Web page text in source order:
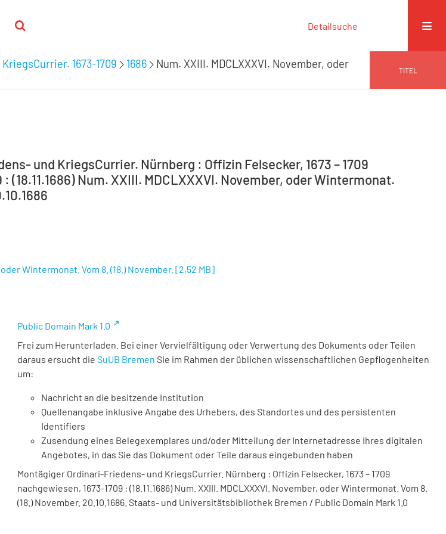
Detailsuche
1673-1709 1686
Num. XXIII. MDCLXXXVI. November, oder
TITEL
und KriegsCurrier. Nürnberg : Offizin Felsecker, 1673 – 1709
(18.11.1686) Num. XXIII. MDCLXXXVI. November, oder Wintermonat.
Wintermonat. Vom 8. (18.) November. [2,52 MB]
Public Domain Mark 1.0
Frei zum Herunterladen. Bei einer Vervielfältigung oder Verwertung des Dokuments oder Teilen
daraus ersucht die SuUB Bremen Sie im Rahmen der üblichen wissenschaftlichen Gepflogenheiten
um:
Nachricht an die besitzende Institution
Quellenangabe inklusive Angabe des Urhebers, des Standortes und des persistenten
Identifiers
Zusendung eines Belegexemplares und/oder Mitteilung der Internetadresse Ihres digitalen
Angebotes, in das Sie das Dokument oder Teile daraus eingebunden haben
Montägiger Ordinari-Friedens- und KriegsCurrier. Nürnberg : Offizin Felsecker, 1673 – 1709
nachgewiesen, 1673-1709 : (18.11.1686) Num. XXIII. MDCLXXXVI. November, oder Wintermonat. Vom 8.
(18.) November. 20.10.1686. Staats- und Universitätsbibliothek Bremen / Public Domain Mark 1.0